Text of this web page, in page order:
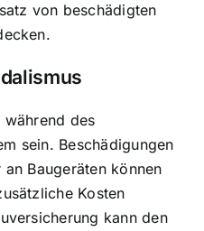
von beschädigten
während des
sein. Beschädigungen
Baugeräten können
Kosten
kann den